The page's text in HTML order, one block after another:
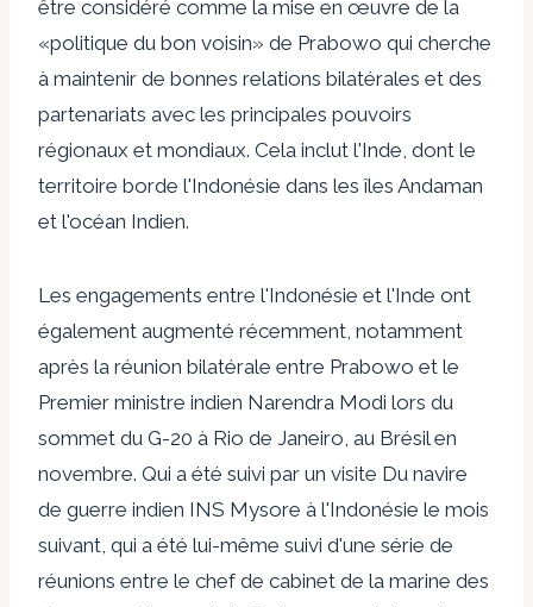
être considéré comme la mise en œuvre de la
«politique du bon voisin» de Prabowo qui cherche
à maintenir de bonnes relations bilatérales et des
partenariats avec les principales pouvoirs
régionaux et mondiaux. Cela inclut l'Inde, dont le
territoire borde l'Indonésie dans les îles Andaman
et l'océan Indien.
Les engagements entre l'Indonésie et l'Inde ont
également augmenté récemment, notamment
après la réunion bilatérale entre Prabowo et le
Premier ministre indien Narendra Modi lors du
sommet du G-20 à Rio de Janeiro, au Brésil en
novembre. Qui a été suivi par un visite Du navire
de guerre indien INS Mysore à l'Indonésie le mois
suivant, qui a été lui-même suivi d'une série de
réunions entre le chef de cabinet de la marine des